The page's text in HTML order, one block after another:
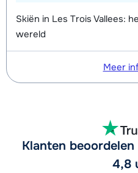
Skiën in Les Trois Vallees:
wereld
Meer
Klanten
4,8